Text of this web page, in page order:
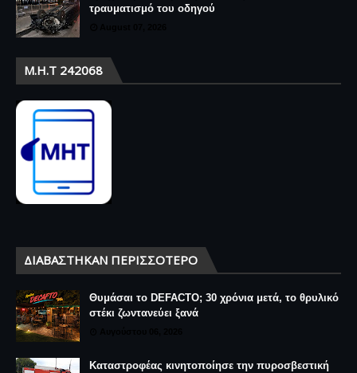
τραυματισμό του οδηγού
Μ.Η.Τ 242068
ΔΙΑΒΆΣΤΗΚΑΝ ΠΕΡΙΣΣΌΤΕΡΟ
Θυμάσαι το DEFACTO; 30 χρόνια μετά, το θρυλικό
στέκι ζωντανεύει ξανά
Καταστροφέας κινητοποίησε την πυροσβεστική